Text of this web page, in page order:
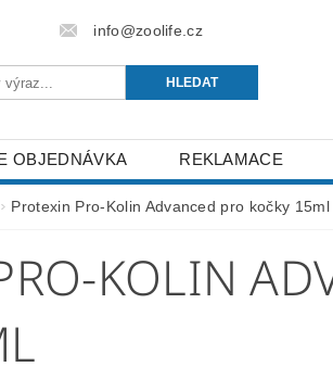
info@zoolife.cz
OBJEDNÁVKA REKLAMACE
Protexin Pro-Kolin Advanced pro kočky 15ml
KOLIN